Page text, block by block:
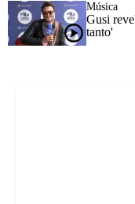
Música
Gusi
tanto'